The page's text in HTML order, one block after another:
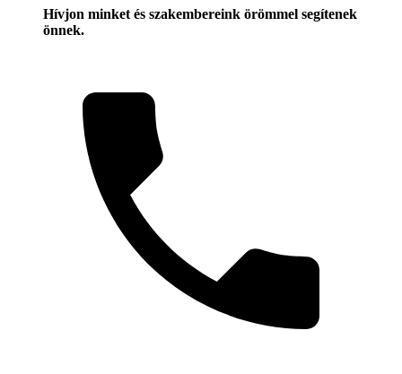
Hívjon minket és szakembereink örömmel segítenek
önnek.